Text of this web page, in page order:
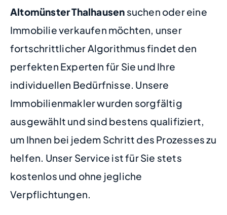
Altomünster Thalhausen suchen oder eine
Immobilie verkaufen möchten, unser
fortschrittlicher Algorithmus findet den
perfekten Experten für Sie und Ihre
individuellen Bedürfnisse. Unsere
Immobilienmakler wurden sorgfältig
ausgewählt und sind bestens qualifiziert,
um Ihnen bei jedem Schritt des Prozesses zu
helfen. Unser Service ist für Sie stets
kostenlos und ohne jegliche
Verpflichtungen.